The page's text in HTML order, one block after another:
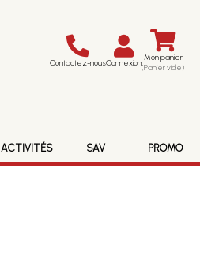
Contactez-nousConnexion Mon panier
(Panier vide)
ACTIVITÉS SAV PROMO